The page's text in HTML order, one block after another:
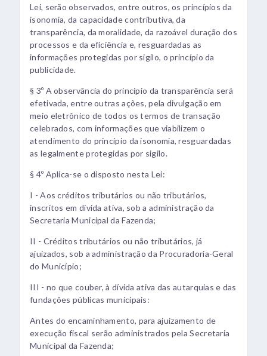
Lei, serão observados, entre outros, os princípios da
isonomia, da capacidade contributiva, da
transparência, da moralidade, da razoável duração dos
processos e da eficiência e, resguardadas as
informações protegidas por sigilo, o princípio da
publicidade.
§ 3º A observância do princípio da transparência será
efetivada, entre outras ações, pela divulgação em
meio eletrônico de todos os termos de transação
celebrados, com informações que viabilizem o
atendimento do princípio da isonomia, resguardadas
as legalmente protegidas por sigilo.
§ 4º Aplica-se o disposto nesta Lei:
I - Aos créditos tributários ou não tributários,
inscritos em dívida ativa, sob a administração da
Secretaria Municipal da Fazenda;
II - Créditos tributários ou não tributários, já
ajuizados, sob a administração da Procuradoria-Geral
do Município;
III - no que couber, à dívida ativa das autarquias e das
fundações públicas municipais:
Antes do encaminhamento, para ajuizamento de
execução fiscal serão administrados pela Secretaria
Municipal da Fazenda;